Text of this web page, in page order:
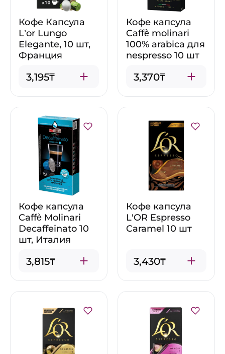
Кофе Капсула
L’or Lungo
Elegante, 10 шт,
Франция
3,195₸
Кофе капсула
Caffè molinari
100% arabica для
nespresso 10 шт
3,370₸
Кофе капсула
Caffè Molinari
Decaffeinato 10
шт, Италия
3,815₸
Кофе капсула
L'OR Espresso
Caramel 10 шт
3,430₸